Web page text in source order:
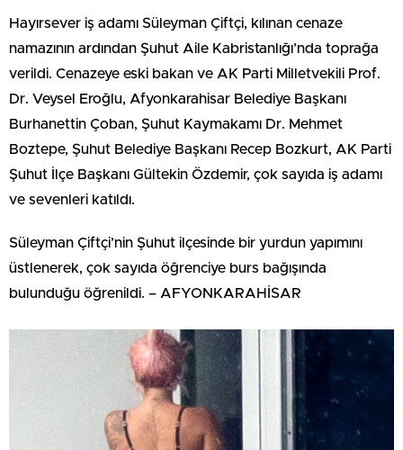
Hayırsever iş adamı Süleyman Çiftçi, kılınan cenaze
namazının ardından Şuhut Aile Kabristanlığı’nda toprağa
verildi. Cenazeye eski bakan ve AK Parti Milletvekili Prof.
Dr. Veysel Eroğlu, Afyonkarahisar Belediye Başkanı
Burhanettin Çoban, Şuhut Kaymakamı Dr. Mehmet
Boztepe, Şuhut Belediye Başkanı Recep Bozkurt, AK Parti
Şuhut İlçe Başkanı Gültekin Özdemir, çok sayıda iş adamı
ve sevenleri katıldı.
Süleyman Çiftçi’nin Şuhut ilçesinde bir yurdun yapımını
üstlenerek, çok sayıda öğrenciye burs bağışında
bulunduğu öğrenildi. – AFYONKARAHİSAR